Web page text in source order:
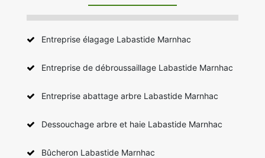
Entreprise élagage Labastide Marnhac
Entreprise de débroussaillage Labastide Marnhac
Entreprise abattage arbre Labastide Marnhac
Dessouchage arbre et haie Labastide Marnhac
Bûcheron Labastide Marnhac